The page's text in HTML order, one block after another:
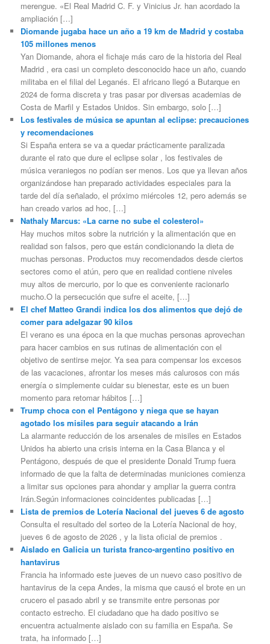
merengue. «El Real Madrid C. F. y Vinicius Jr. han acordado la
ampliación […]
Diomande jugaba hace un año a 19 km de Madrid y costaba
105 millones menos
Yan Diomande, ahora el fichaje más caro de la historia del Real
Madrid , era casi un completo desconocido hace un año, cuando
militaba en el filial del Leganés. El africano llegó a Butarque en
2024 de forma discreta y tras pasar por diversas academias de
Costa de Marfil y Estados Unidos. Sin embargo, solo […]
Los festivales de música se apuntan al eclipse: precauciones
y recomendaciones
Si España entera se va a quedar prácticamente paralizada
durante el rato que dure el eclipse solar , los festivales de
música veraniegos no podían ser menos. Los que ya llevan años
organizándose han preparado actividades especiales para la
tarde del día señalado, el próximo miércoles 12, pero además se
han creado varios ad hoc, […]
Nathaly Marcus: «La carne no sube el colesterol»
Hay muchos mitos sobre la nutrición y la alimentación que en
realidad son falsos, pero que están condicionando la dieta de
muchas personas. Productos muy recomendados desde ciertos
sectores como el atún, pero que en realidad contiene niveles
muy altos de mercurio, por lo que es conveniente racionarlo
mucho.O la persecución que sufre el aceite, […]
El chef Matteo Grandi indica los dos alimentos que dejó de
comer para adelgazar 90 kilos
El verano es una época en la que muchas personas aprovechan
para hacer cambios en sus rutinas de alimentación con el
objetivo de sentirse mejor. Ya sea para compensar los excesos
de las vacaciones, afrontar los meses más calurosos con más
energía o simplemente cuidar su bienestar, este es un buen
momento para retomar hábitos […]
Trump choca con el Pentágono y niega que se hayan
agotado los misiles para seguir atacando a Irán
La alarmante reducción de los arsenales de misiles en Estados
Unidos ha abierto una crisis interna en la Casa Blanca y el
Pentágono, después de que el presidente Donald Trump fuera
informado de que la falta de determinadas municiones comienza
a limitar sus opciones para ahondar y ampliar la guerra contra
Irán.Según informaciones coincidentes publicadas […]
Lista de premios de Lotería Nacional del jueves 6 de agosto
Consulta el resultado del sorteo de la Lotería Nacional de hoy,
jueves 6 de agosto de 2026 , y la lista oficial de premios .
Aislado en Galicia un turista franco-argentino positivo en
hantavirus
Francia ha informado este jueves de un nuevo caso positivo de
hantavirus de la cepa Andes, la misma que causó el brote en un
crucero el pasado abril y se transmite entre personas por
contacto estrecho. El ciudadano que ha dado positivo se
encuentra actualmente aislado con su familia en España. Se
trata, ha informado […]